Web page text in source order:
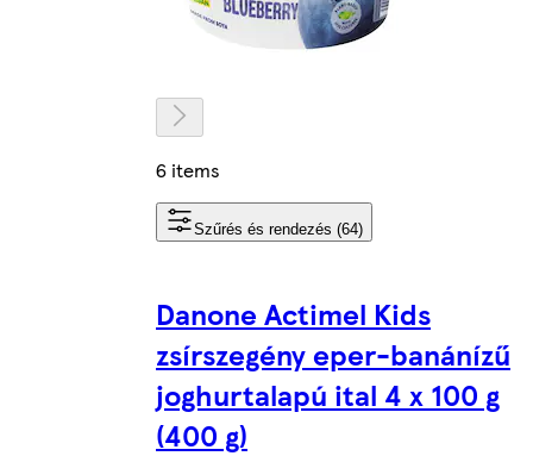
6 items
Szűrés és rendezés (64)
Danone Actimel Kids
zsírszegény eper-banánízű
joghurtalapú ital 4 x 100 g
(400 g)